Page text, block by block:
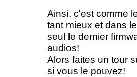
Ainsi, c'est comme
tant mieux et dans
seul le dernier
audios!
Alors faites un tour
si vous le pouvez!